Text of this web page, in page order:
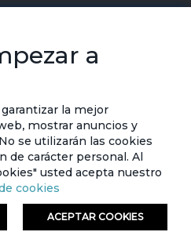
últimas colecciones,
SUSCRIBIRSE
los derechos reservados.
a
la mejor
mostrar anuncios y
se utilizarán las cookies
de carácter personal. Al
usted acepta nuestro
cookies
ACEPTAR COOKIES